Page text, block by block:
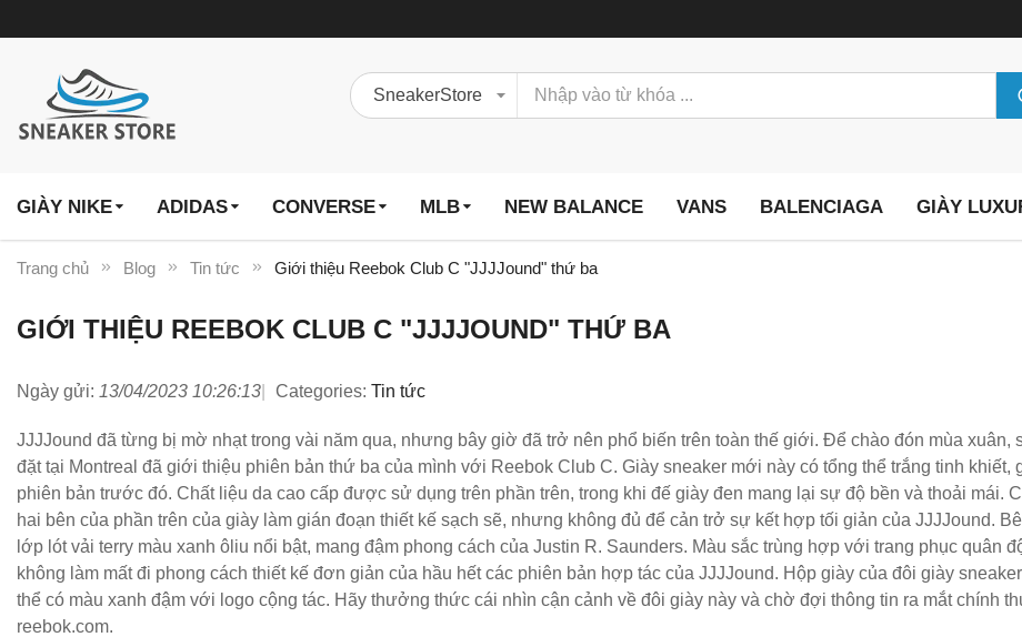
GIÀY NIKE ADIDAS CONVERSE MLB NEW BALANCE VANS BALENCIAGA GIÀY
Trang chủ Blog Tin tức Giới thiệu Reebok Club C "JJJJound" thứ ba
GIỚI THIỆU REEBOK CLUB C "JJJJOUND" THỨ BA
Ngày gửi: 13/04/2023 10:26:13 Categories: Tin tức
JJJJound đã từng bị mờ nhạt trong vài năm qua, nhưng bây giờ đã trở nên phổ biến trên toàn thế giới. Để chào đón mùa xuân,
đặt tại Montreal đã giới thiệu phiên bản thứ ba của mình với Reebok Club C. Giày sneaker mới này có tổng thể trắng tinh khiết,
phiên bản trước đó. Chất liệu da cao cấp được sử dụng trên phần trên, trong khi đế giày đen mang lại sự độ bền và thoải mái.
hai bên của phần trên của giày làm gián đoạn thiết kế sạch sẽ, nhưng không đủ để cản trở sự kết hợp tối giản của JJJJound.
lớp lót vải terry màu xanh ôliu nổi bật, mang đậm phong cách của Justin R. Saunders. Màu sắc trùng hợp với trang phục quân
không làm mất đi phong cách thiết kế đơn giản của hầu hết các phiên bản hợp tác của JJJJound. Hộp giày của đôi giày
thể có màu xanh đậm với logo cộng tác. Hãy thưởng thức cái nhìn cận cảnh về đôi giày này và chờ đợi thông tin ra mắt chính
reebok.com.